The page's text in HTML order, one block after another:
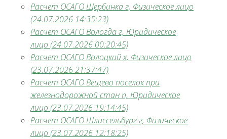
Расчет ОСАГО Щербинка г, Физическое лицо
(24.07.2026 14:35:23)
Расчет ОСАГО Вологда г, Юридическое
лицо (24.07.2026 00:20:45)
Расчет ОСАГО Волоцкий х, Физическое лицо
(23.07.2026 21:37:47)
Расчет ОСАГО Вещево поселок при
железнодорожной стан п, Юридическое
лицо (23.07.2026 19:14:45)
Расчет ОСАГО Шлиссельбург г, Физическое
лицо (23.07.2026 12:18:25)